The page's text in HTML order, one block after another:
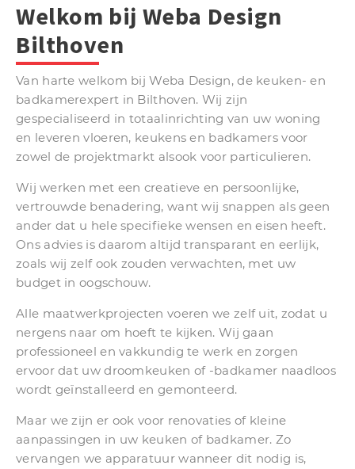
Welkom bij Weba Design
Bilthoven
Van harte welkom bij Weba Design, de keuken- en
badkamerexpert in Bilthoven. Wij zijn
gespecialiseerd in totaalinrichting van uw woning
en leveren vloeren, keukens en badkamers voor
zowel de projektmarkt alsook voor particulieren.
Wij werken met een creatieve en persoonlijke,
vertrouwde benadering, want wij snappen als geen
ander dat u hele specifieke wensen en eisen heeft.
Ons advies is daarom altijd transparant en eerlijk,
zoals wij zelf ook zouden verwachten, met uw
budget in oogschouw.
Alle maatwerkprojecten voeren we zelf uit, zodat u
nergens naar om hoeft te kijken. Wij gaan
professioneel en vakkundig te werk en zorgen
ervoor dat uw droomkeuken of -badkamer naadloos
wordt geïnstalleerd en gemonteerd.
Maar we zijn er ook voor renovaties of kleine
aanpassingen in uw keuken of badkamer. Zo
vervangen we apparatuur wanneer dit nodig is,